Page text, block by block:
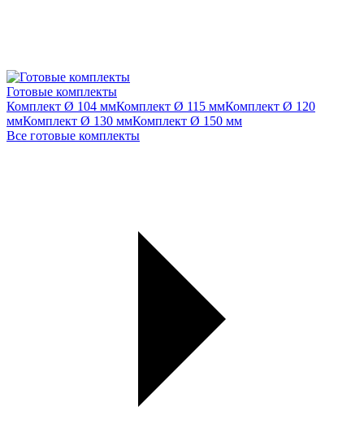
Готовые комплекты
Комплект Ø 104 ммКомплект Ø 115 ммКомплект Ø 120
ммКомплект Ø 130 ммКомплект Ø 150 мм
Все готовые комплекты